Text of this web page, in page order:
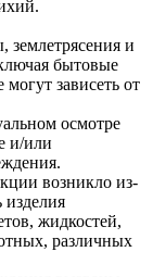
землетрясения и
бытовые
зависеть от
осмотре
и/или
возникло из-
изделия
жидкостей,
различных